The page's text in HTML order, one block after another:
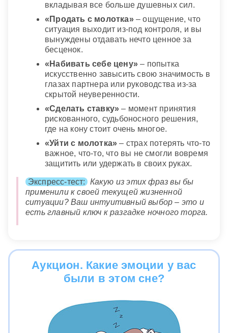
вкладывая все больше душевных сил.
«Продать с молотка»– ощущение, что
ситуация выходит из-под контроля, и вы
вынуждены отдавать нечто ценное за
бесценок.
«Набивать себе цену» – попытка
искусственно завысить свою значимость в
глазах партнера или руководства из-за
скрытой неуверенности.
«Сделать ставку» – момент принятия
рискованного, судьбоносного решения,
где на кону стоит очень многое.
«Уйти с молотка» – страх потерять что-то
важное, что-то, что вы не смогли вовремя
защитить или удержать в своих руках.
Экспресс-тест:
Какую из этих фраз вы бы
применили к своей текущей жизненной
ситуации? Ваш интуитивный выбор – это и
есть главный ключ к разгадке ночного торга.
Аукцион. Какие эмоции у вас
были в этом сне?